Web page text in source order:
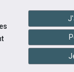
handshake